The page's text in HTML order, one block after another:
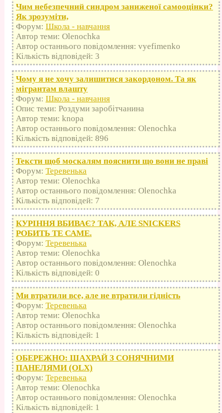
Чим небезпечний синдром заниженої самооцінки?
Як зрозуміти,
Форум: Школа - навчання
Автор теми: Olenochka
Автор останнього повідомлення: vyefimenko
Кількість відповідей: 3
Чому я не хочу залишитися закордоном. Та як
мігрантам влашту
Форум: Школа - навчання
Опис теми: Роздуми заробітчанина
Автор теми: knopa
Автор останнього повідомлення: Olenochka
Кількість відповідей: 896
Тексти щоб москалям пояснити що вони не праві
Форум: Теревенька
Автор теми: Olenochka
Автор останнього повідомлення: Olenochka
Кількість відповідей: 7
КУРІННЯ ВБИВАЄ? ТАК, АЛЕ SNICKERS
РОБИТЬ ТЕ САМЕ.
Форум: Теревенька
Автор теми: Olenochka
Автор останнього повідомлення: Olenochka
Кількість відповідей: 0
Ми втратили все, але не втратили гідність
Форум: Теревенька
Автор теми: Olenochka
Автор останнього повідомлення: Olenochka
Кількість відповідей: 1
ОБЕРЕЖНО: ШАХРАЙ З СОНЯЧНИМИ
ПАНЕЛЯМИ (OLX)
Форум: Теревенька
Автор теми: Olenochka
Автор останнього повідомлення: Olenochka
Кількість відповідей: 1